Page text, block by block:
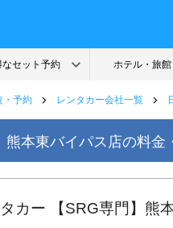
・予約 レンタカー会社一覧
熊本東バイパス店の料金
カー 【SRG専門】熊